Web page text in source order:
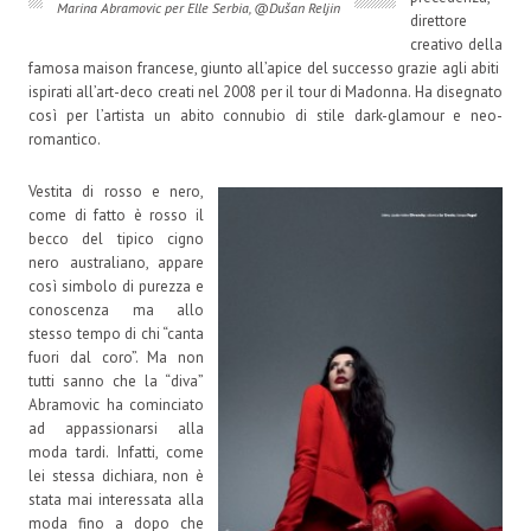
Marina Abramovic per Elle Serbia, @Dušan Reljin
direttore
creativo della
famosa maison francese, giunto all’apice del successo grazie agli abiti
ispirati all’art-deco creati nel 2008 per il tour di Madonna. Ha disegnato
così per l’artista un abito connubio di stile dark-glamour e neo-
romantico.
Vestita di rosso e nero,
come di fatto è rosso il
becco del tipico cigno
nero australiano, appare
così simbolo di purezza e
conoscenza ma allo
stesso tempo di chi “canta
fuori dal coro”. Ma non
tutti sanno che la “diva”
Abramovic ha cominciato
ad appassionarsi alla
moda tardi. Infatti, come
lei stessa dichiara, non è
stata mai interessata alla
moda fino a dopo che